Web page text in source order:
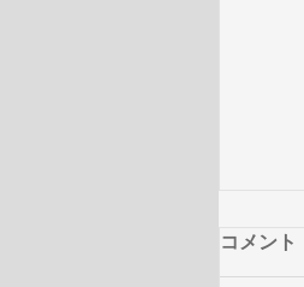
コメント